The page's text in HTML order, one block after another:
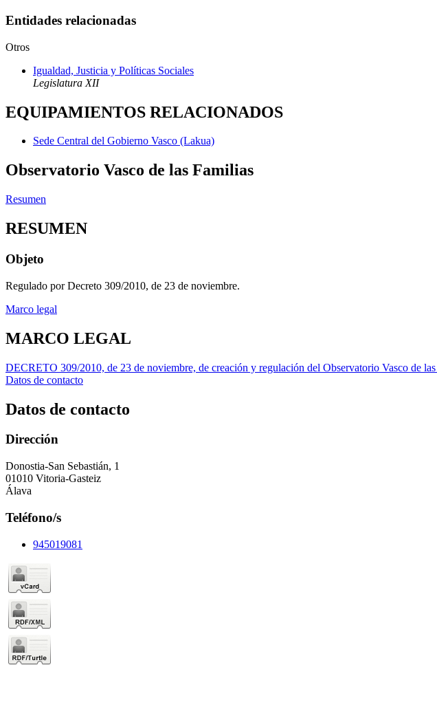
Entidades relacionadas
Otros
Igualdad, Justicia y Políticas Sociales
Legislatura XII
EQUIPAMIENTOS RELACIONADOS
Sede Central del Gobierno Vasco (Lakua)
Observatorio Vasco de las Familias
Resumen
RESUMEN
Objeto
Regulado por Decreto 309/2010, de 23 de noviembre.
Marco legal
MARCO LEGAL
DECRETO 309/2010, de 23 de noviembre, de creación y regulación del Observatorio Vasco de
Datos de contacto
Datos de contacto
Dirección
Donostia-San Sebastián, 1
01010 Vitoria-Gasteiz
Álava
Teléfono/s
945019081